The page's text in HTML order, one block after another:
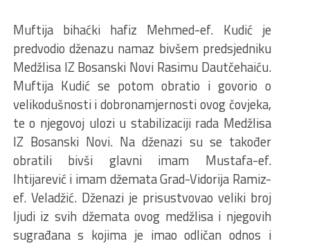
Muftija bihaćki hafiz Mehmed-ef. Kudić je
predvodio dženazu namaz bivšem predsjedniku
Medžlisa IZ Bosanski Novi Rasimu Dautčehaiću.
Muftija Kudić se potom obratio i govorio o
velikodušnosti i dobronamjernosti ovog čovjeka,
te o njegovoj ulozi u stabilizaciji rada Medžlisa
IZ Bosanski Novi. Na dženazi su se također
obratili bivši glavni imam Mustafa-ef.
Ihtijarević i imam džemata Grad-Vidorija Ramiz-
ef. Veladžić. Dženazi je prisustvovao veliki broj
ljudi iz svih džemata ovog medžlisa i njegovih
sugrađana s kojima je imao odličan odnos i